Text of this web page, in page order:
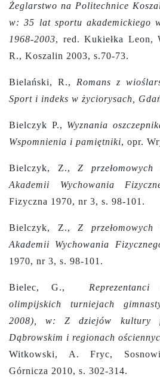
Żeglarstwo na Politechnice
w: 35 lat sportu akademickiego
1968-2003, red. Kukiełka Leon,
R., Koszalin 2003, s.70-73.
Bielański, R., Romans z
Sport i indeks w życiorysach,
Bielczyk P., Wyznania
Wspomnienia i pamiętniki, opr.
Bielczyk, Z.,Z
Akademii Wychowania
Fizyczna 1970, nr 3, s. 98-101.
Bielczyk, Z.,Z
Akademii Wychowania
1970, nr 3, s. 98-101.
Bielec, G.,
olimpijskich turniejach
2008), w: Z dziejów kultury
Dąbrowskim i regionach
Witkowski, A. Fryc,
Górnicza 2010, s. 302-314.